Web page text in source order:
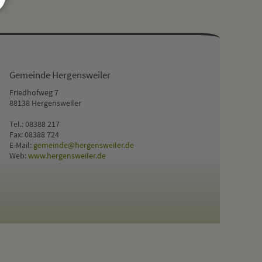
Gemeinde Hergensweiler
Friedhofweg 7
88138 Hergensweiler
Tel.: 08388 217
Fax: 08388 724
E-Mail: gemeinde@hergensweiler.de
Web:www.hergensweiler.de